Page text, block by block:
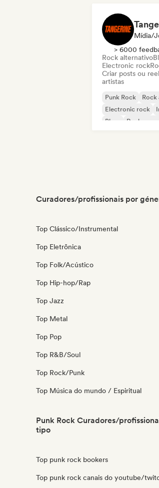
Mídia/
> 6000
Rock alternativo
Electronic rock
Criar posts ou
artistas
Punk Rock Rock
Electronic rock
Blues
Rock
Curadores/profissionais por
Top Clássico/Instrumental
Top Eletrônica
Top Folk/Acústico
Top Hip-hop/Rap
Top Jazz
Top Metal
Top Pop
Top R&B/Soul
Top Rock/Punk
Top Música do mundo / Espiritual
Punk Rock Curadores/
tipo
Top punk rock bookers
Top punk rock canais do youtube/